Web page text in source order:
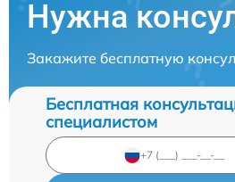
Нужна
Закажите бесплатную
Бесплатная
специалистом